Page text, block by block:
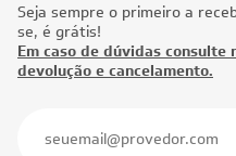
Seja sempre o primeiro a
se, é grátis!
Em caso de dúvidas
devolução e cancelamento.